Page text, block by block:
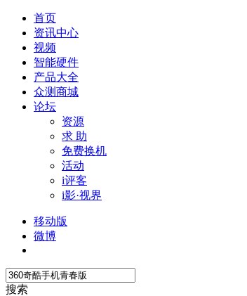
首页
资讯中心
视频
智能硬件
产品大全
众测商城
论坛
资源
求 助
免费换机
活动
i评客
i影·视界
移动版
微博
搜索